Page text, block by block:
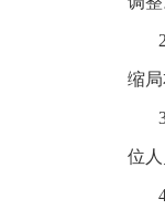
缩局
位